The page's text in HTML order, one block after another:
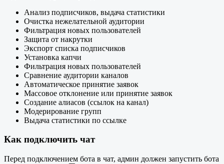
Анализ подписчиков, выдача статистики
Очистка нежелательной аудитории
Фильтрация новых пользователей
Защита от накрутки
Экспорт списка подписчиков
Установка капчи
Фильтрация новых пользователей
Сравнение аудитории каналов
Автоматическое принятие заявок
Массовое отклонение или принятие заявок
Создание алиасов (ссылок на канал)
Модерирование групп
Выдача статистики по ссылке
Как подключить чат
Перед подключением бота в чат, админ должен запустить бота